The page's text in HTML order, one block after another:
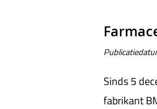
Sinds 5
fabrikant